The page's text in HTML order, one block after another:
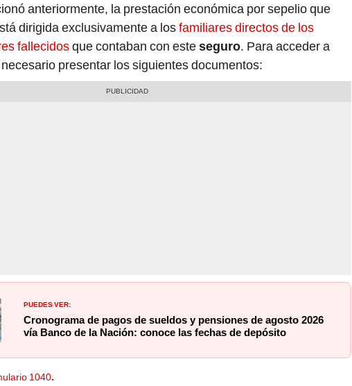
anteriormente, la prestación económica por sepelio que
dirigida exclusivamente a losfamiliares directos de los
fallecidosque contaban con esteseguro. Para acceder a
presentar los siguientes documentos:
PUEDES VER:
Cronograma de pagos de sueldos y pensiones de agosto 2026
vía Banco de la Nación: conoce las fechas de depósito
1040.